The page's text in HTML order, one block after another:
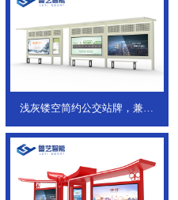
浅灰镂空简约公交站牌，兼具